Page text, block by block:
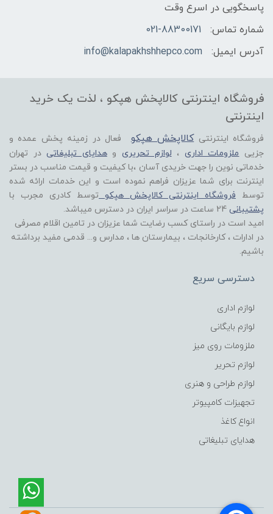
پاسخگویی در اسرع وقت
شماره تماس:
021-88300171
آدرس ایمیل:
info@kalapakhshhepco.com
فروشگاه اینترنتی کالاپخش هپکو ، لذت یک خرید
اینترنتی
فروشگاه اینترنتی کالاپخش هپکو
فعال در زمینه پخش عمده و
جزییملزومات اداری ،لوازم تحریری وهدایای تبلیغاتیدر تهران
خدماتی نوین را جهت خریدی آسان ،با کیفیت و قیمت مناسب در بستر
اینترنت برای شما عزیزان فراهم نموده است و این خدمات ارائه شده
توسط فروشگاه اینترنتی کالاپخش هپکو
توسط کادری مجرب با
پشتیبانی
امید است در راستای کسب رضایت شما عزیزان در تامین اقلام مصرفی
در ادارات ، کارخانجات ، بیمارستان ها ، مدارس و... قدمی مفید برداشته
باشیم.
دسترسی سریع
لوازم اداری
لوازم بایگانی
ملزومات روی میز
لوازم تحریر
لوازم طراحی و هنری
تجهیزات کامپیوتر
انواع کاغذ
هدایای تبلیغاتی